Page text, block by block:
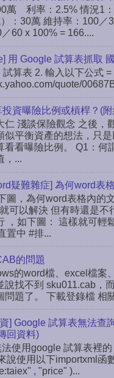
萬 利率：2.5% 情況1
：30萬 維持率：100／
60 x 100% = 166....
用 Google 試算表抓取
試算表 2. 輸入以下公式
quote/
投資曝險比例或槓桿？(
仁 淺談保險觀念 之後，
似平衡資產的想法，只
看看曝險比例。 Q1：
，...
疑難雜症] 為何word表
圖，為何word表格內的
可以解決 但有時還是
，如下圖： 這樣就可輕
置中 #排...
的問題
的word檔、excel檔案
說找不到 sku011.cab，
問題了。 下載登錄檔 相
] Google 試算表無法查
回資料)
法使用google 試算表裡
說使用以下importxml函
, "price" )...